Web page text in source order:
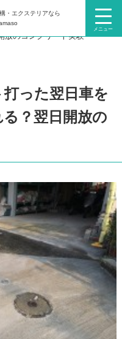
メニュー
・エクステリアなら
駐車場にコンクリート打った
放のコンクリート実験
った翌日車を
？翌日開放の